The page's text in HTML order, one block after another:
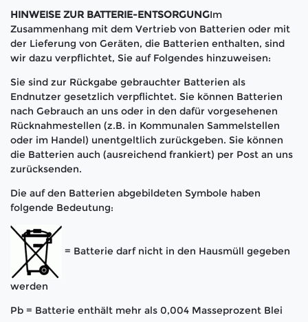
HINWEISE ZUR BATTERIE-ENTSORGUNGIm
Zusammenhang mit dem Vertrieb von Batterien oder mit
der Lieferung von Geräten, die Batterien enthalten, sind
wir dazu verpflichtet, Sie auf Folgendes hinzuweisen:
Sie sind zur Rückgabe gebrauchter Batterien als
Endnutzer gesetzlich verpflichtet. Sie können Batterien
nach Gebrauch an uns oder in den dafür vorgesehenen
Rücknahmestellen (z.B. in Kommunalen Sammelstellen
oder im Handel) unentgeltlich zurückgeben. Sie können
die Batterien auch (ausreichend frankiert) per Post an uns
zurücksenden.
Die auf den Batterien abgebildeten Symbole haben
folgende Bedeutung:
= Batterie darf nicht in den Hausmüll gegeben
werden
Pb = Batterie enthält mehr als 0,004 Masseprozent Blei